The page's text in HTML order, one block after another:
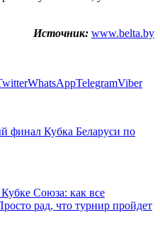
Источник: www.belta.by
WhatsAppTelegramViber
финал Кубка Беларуси по
Союза: как все
рад, что турнир пройдет